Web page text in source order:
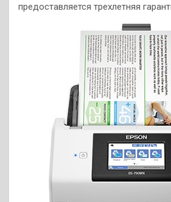
предоставляется трехлетняя